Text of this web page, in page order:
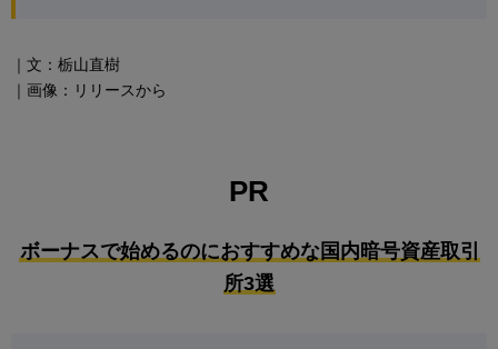
｜文：栃山直樹
｜画像：リリースから
PR
ボーナスで始めるのにおすすめな国内暗号資産取引
所3選